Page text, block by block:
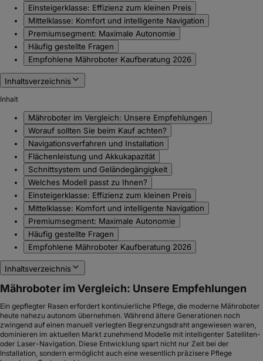
Einsteigerklasse: Effizienz zum kleinen Preis
Mittelklasse: Komfort und intelligente Navigation
Premiumsegment: Maximale Autonomie
Häufig gestellte Fragen
Empfohlene Mähroboter Kaufberatung 2026
Inhaltsverzeichnis
Inhalt
Mähroboter im Vergleich: Unsere Empfehlungen
Worauf sollten Sie beim Kauf achten?
Navigationsverfahren und Installation
Flächenleistung und Akkukapazität
Schnittsystem und Geländegängigkeit
Welches Modell passt zu Ihnen?
Einsteigerklasse: Effizienz zum kleinen Preis
Mittelklasse: Komfort und intelligente Navigation
Premiumsegment: Maximale Autonomie
Häufig gestellte Fragen
Empfohlene Mähroboter Kaufberatung 2026
Inhaltsverzeichnis
Mähroboter im Vergleich: Unsere Empfehlungen
Ein gepflegter Rasen erfordert kontinuierliche Pflege, die moderne Mähroboter
heute nahezu autonom übernehmen. Während ältere Generationen noch
zwingend auf einen manuell verlegten Begrenzungsdraht angewiesen waren,
dominieren im aktuellen Markt zunehmend Modelle mit intelligenter Satelliten-
oder Laser-Navigation. Diese Entwicklung spart nicht nur Zeit bei der
Installation, sondern ermöglicht auch eine wesentlich präzisere Pflege